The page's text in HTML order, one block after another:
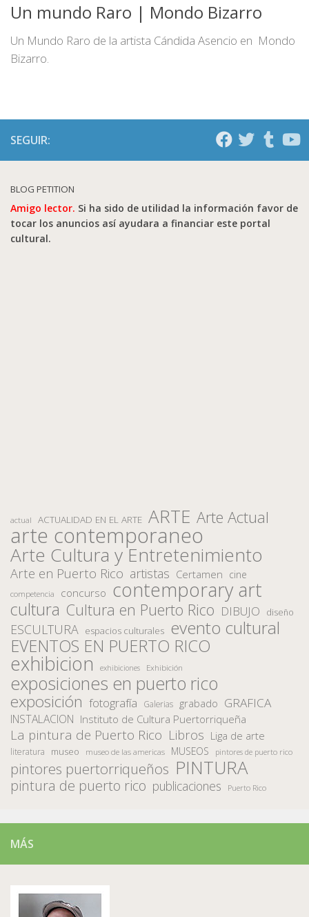
Un mundo Raro | Mondo Bizarro
Un Mundo Raro de la artista Cándida Asencio en Mondo
Bizarro.
SEGUIR:
BLOG PETITION
Amigo lector. Si ha sido de utilidad la información favor de
tocar los anuncios así ayudara a financiar este portal
cultural.
actual ACTUALIDAD EN EL ARTE ARTE Arte Actual
arte contemporaneo
Arte Cultura y Entretenimiento
Arte en Puerto Rico artistas Certamen cine
competencia concurso contemporary art
cultura Cultura en Puerto Rico DIBUJO diseño
ESCULTURA espacios culturales evento cultural
EVENTOS EN PUERTO RICO
exhibicion exhibiciones Exhibición
exposiciones en puerto rico
exposición fotografía Galerias grabado GRAFICA
INSTALACION Instituto de Cultura Puertorriqueña
La pintura de Puerto Rico Libros Liga de arte
literatura museo museo de las americas MUSEOS pintores de puerto rico
pintores puertorriqueños PINTURA
pintura de puerto rico publicaciones Puerto Rico
MÁS